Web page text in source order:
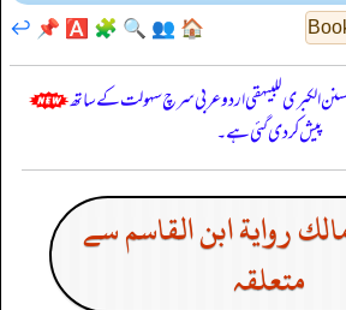
🏠
👥
🔍
🧩
🅰️
📌
↩️
الكبرى للبيهقي اردو عربی سرچ سہولت کے ساتھ
پیش کر دی گئی ہے۔
رواية ابن القاسم سے
متعلقہ